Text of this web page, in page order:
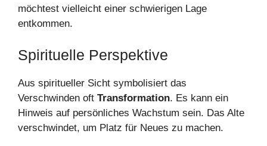
möchtest vielleicht einer schwierigen Lage
entkommen.
Spirituelle Perspektive
Aus spiritueller Sicht symbolisiert das
Verschwinden oft Transformation. Es kann ein
Hinweis auf persönliches Wachstum sein. Das Alte
verschwindet, um Platz für Neues zu machen.